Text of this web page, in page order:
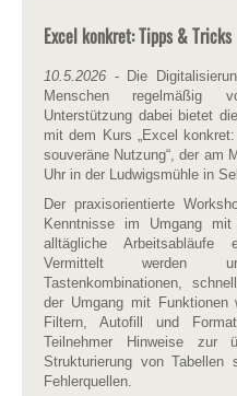
Excel konkret: Tipps & Tricks
10.5.2026 - Die
Menschen regelmäßig
Unterstützung dabei bietet
mit dem Kurs „Excel
souveräne Nutzung“, der am
Uhr in der Ludwigsmühle in
Der praxisorientierte
Kenntnisse im Umgang
alltägliche Arbeitsabläufe
Vermittelt werden
Tastenkombinationen,
der Umgang mit Funktionen
Filtern, Autofill und
Teilnehmer Hinweise zur
Strukturierung von Tabellen
Fehlerquellen.